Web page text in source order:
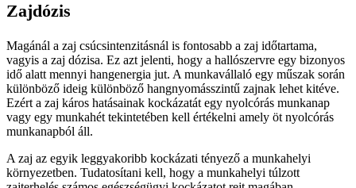
Zajdózis
Magánál a zaj csúcsintenzitásnál is fontosabb a zaj időtartama,
vagyis a zaj dózisa. Ez azt jelenti, hogy a hallószervre egy bizonyos
idő alatt mennyi hangenergia jut. A munkavállaló egy műszak során
különböző ideig különböző hangnyomásszintű zajnak lehet kitéve.
Ezért a zaj káros hatásainak kockázatát egy nyolcórás munkanap
vagy egy munkahét tekintetében kell értékelni amely öt nyolcórás
munkanapból áll.
A zaj az egyik leggyakoribb kockázati tényező a munkahelyi
környezetben. Tudatosítani kell, hogy a munkahelyi túlzott